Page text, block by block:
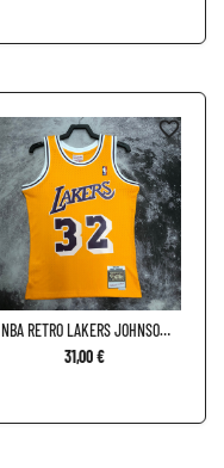
NBA RETRO LAKERS JOHNSON
32
31,00 €
favorite_border